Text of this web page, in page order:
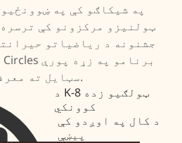
په شیکاګو کې په
ټولنیزو مرکزونو کې
جشنونه د ریاضیاتو
سټایل ته معرفي کوي.
د K-8 ټولګیو زده
کوونکي
د کال په اوږدو کې
پیښې